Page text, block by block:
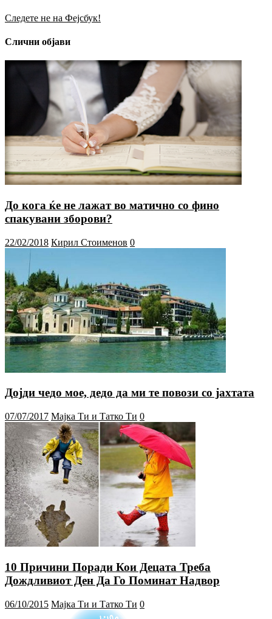
Следете не на Фејсбук!
Слични објави
До кога ќе не лажат во матично со фино
спакувани зборови?
22/02/2018 Кирил Стоименов 0
Дојди чедо мое, дедо да ми те повози со јахтата
07/07/2017 Мајка Ти и Татко Ти 0
10 Причини Поради Кои Децата Треба
Дождливиот Ден Да Го Поминат Надвор
06/10/2015 Мајка Ти и Татко Ти 0